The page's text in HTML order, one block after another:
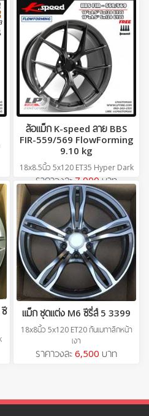
ล้อแม็ก K-speed ลาย BBS
FIR-559/569 FlowForming
9.10 kg
18x8.5นิ้ว 5x120 ET35 Hyper Dark
ราคาวงละ 7,000 บาท
แม็ก ชุดแต่ง M6 ซีรี่ส์ 5 3399
18x8นิ้ว 5x120 ET20 กันเมทาลิกหน้า
เงา
ราคาวงละ 6,500 บาท